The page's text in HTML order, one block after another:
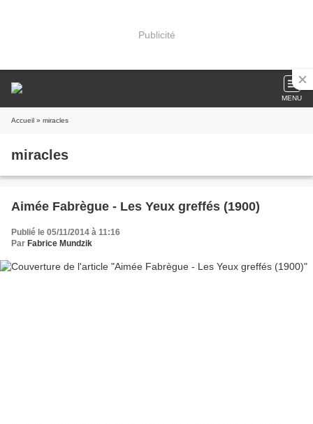
Publicité
MENU
Accueil » miracles
miracles
Aimée Fabrègue - Les Yeux greffés (1900)
Publié le 05/11/2014 à 11:16
Par Fabrice Mundzik